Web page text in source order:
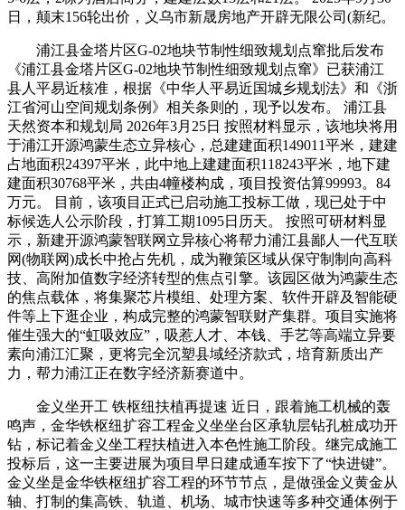
日，颠末156轮出价，义乌市新晟房地产开辟无限公司(新纪。
浦江县金塔片区G-02地块节制性细致规划点窜批后发布
《浦江县金塔片区G-02地块节制性细致规划点窜》已获浦江
县人平易近核准，根据《中华人平易近国城乡规划法》和《浙
江省河山空间规划条例》相关条则的，现予以发布。 浦江县
天然资本和规划局 2026年3月25日 按照材料显示，该地块将用
于浦江开源鸿蒙生态立异核心，总建建面积149011平米，建建
占地面积24397平米，此中地上建建面积118243平米，地下建
建面积30768平米，共由4幢楼构成，项目投资估算99993。84
万元。 目前，该项目正式已启动施工投标工做，现已处于中
标候选人公示阶段，打算工期1095日历天。 按照可研材料显
示，新建开源鸿蒙智联网立异核心将帮力浦江县鄙人一代互联
网(物联网)成长中抢占先机，成为鞭策区域从保守制制向高科
技、高附加值数字经济转型的焦点引擎。该园区做为鸿蒙生态
的焦点载体，将集聚芯片模组、处理方案、软件开辟及智能硬
件等上下逛企业，构成完整的鸿蒙智联财产集群。项目实施将
催生强大的“虹吸效应”，吸惹人才、本钱、手艺等高端立异要
素向浦江汇聚，更将完全沉塑县域经济款式，培育新质出产
力，帮力浦江正在数字经济新赛道中。
金义坐开工 铁枢纽扶植再提速 近日，跟着施工机械的轰
鸣声，金华铁枢纽扩容工程金义坐坐台区承轨层钻孔桩成功开
钻，标记着金义坐工程扶植进入本色性施工阶段。继完成施工
投标后，这一主要进展为项目早日建成通车按下了“快进键”。
金义坐是金华铁枢纽扩容工程的环节节点，是做强金义黄金从
轴、打制的集高铁、轨道、机场、城市快速等多种交通体例于